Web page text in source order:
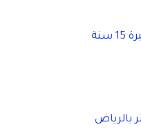
بالرياض